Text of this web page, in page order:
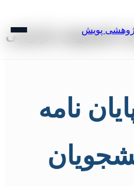
دانشجویان بازاریابی
نامه